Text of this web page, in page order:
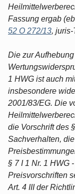
Fassung ergab
52 O 272/13, juris-
Die zur
1 HWG ist auch
insbesondere
2001/83/EG. Die
die Vorschrift des
Sachverhalten,
§ 7 I 1 Nr. 1 HWG
Preisvorschriften
Art. 4 III der